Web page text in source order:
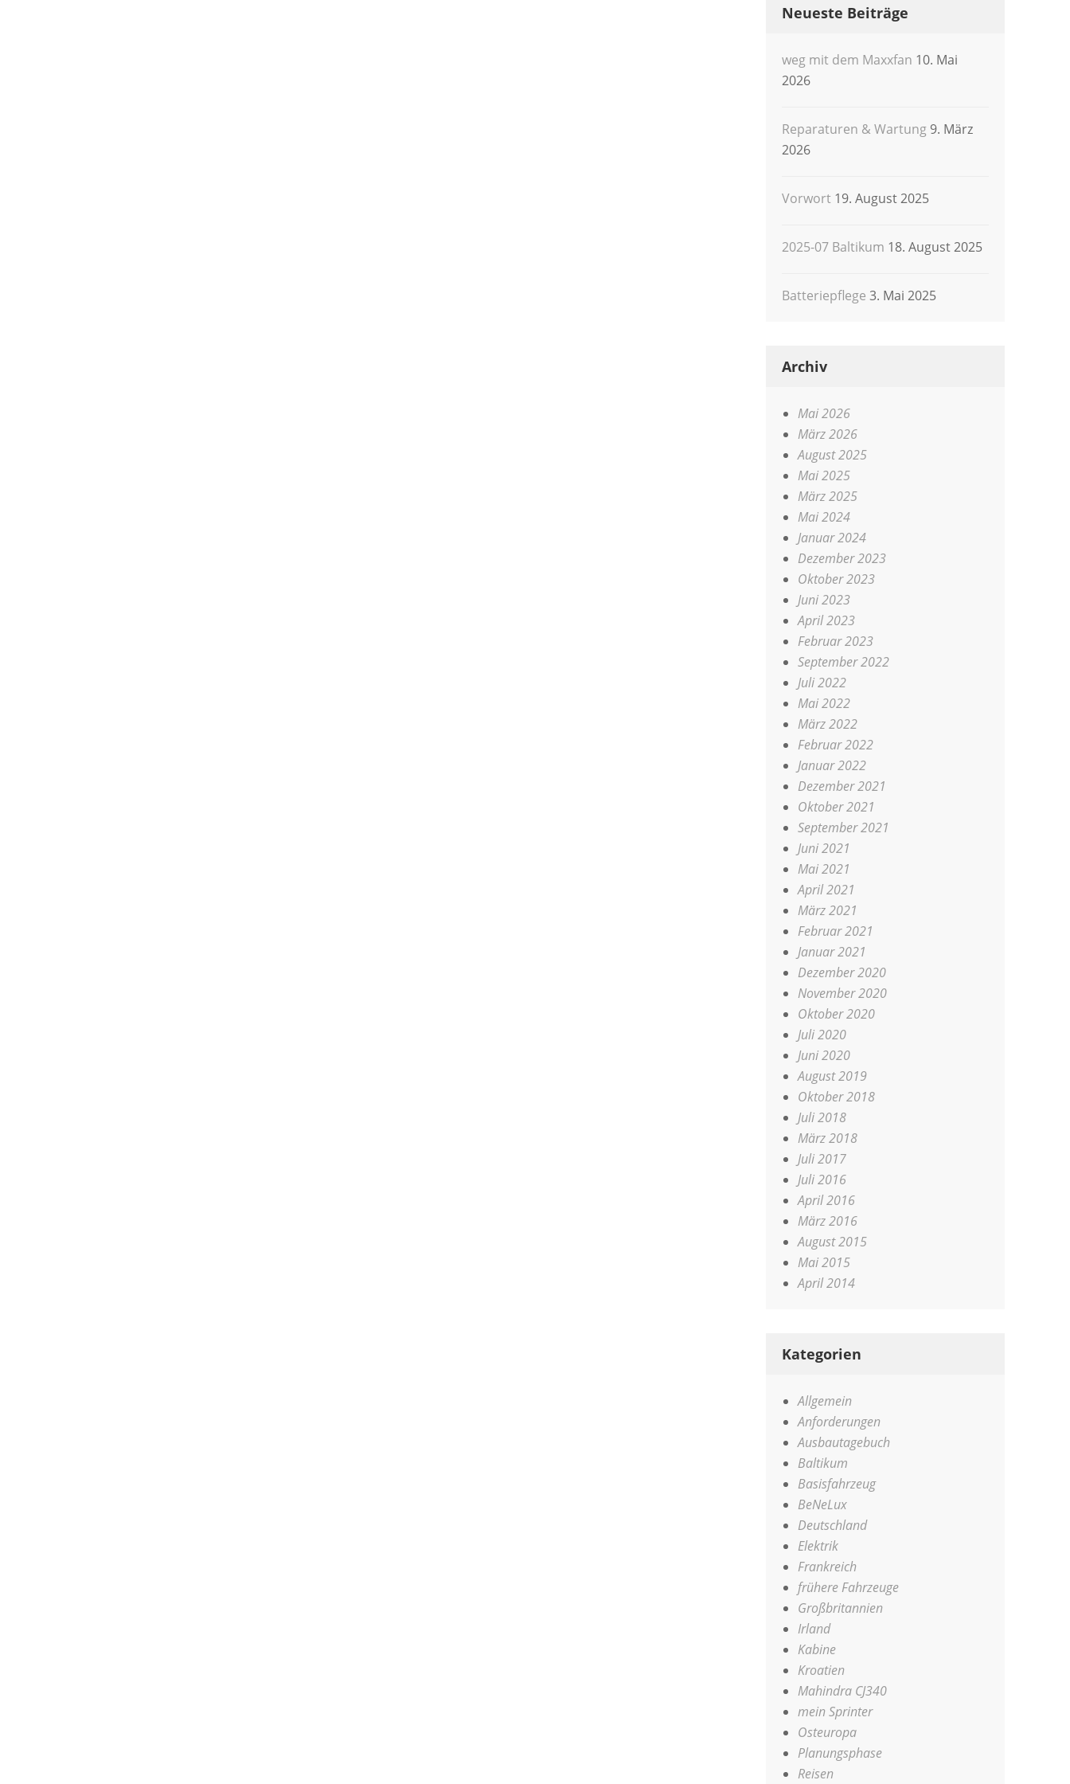
Neueste Beiträge
weg mit dem Maxxfan 10. Mai
2026
Reparaturen & Wartung 9. März
2026
Vorwort 19. August 2025
2025-07 Baltikum 18. August 2025
Batteriepflege 3. Mai 2025
Archiv
Mai 2026
März 2026
August 2025
Mai 2025
März 2025
Mai 2024
Januar 2024
Dezember 2023
Oktober 2023
Juni 2023
April 2023
Februar 2023
September 2022
Juli 2022
Mai 2022
März 2022
Februar 2022
Januar 2022
Dezember 2021
Oktober 2021
September 2021
Juni 2021
Mai 2021
April 2021
März 2021
Februar 2021
Januar 2021
Dezember 2020
November 2020
Oktober 2020
Juli 2020
Juni 2020
August 2019
Oktober 2018
Juli 2018
März 2018
Juli 2017
Juli 2016
April 2016
März 2016
August 2015
Mai 2015
April 2014
Kategorien
Allgemein
Anforderungen
Ausbautagebuch
Baltikum
Basisfahrzeug
BeNeLux
Deutschland
Elektrik
Frankreich
frühere Fahrzeuge
Großbritannien
Irland
Kabine
Kroatien
Mahindra CJ340
mein Sprinter
Osteuropa
Planungsphase
Reisen